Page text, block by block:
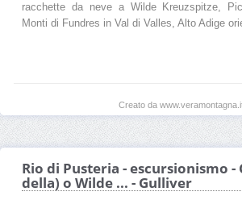
racchette da neve a Wilde Kreuzspitze,
Monti di Fundres in Val di Valles, Alto Adige
Creato da
Rio di Pusteria - escursionismo -
della) o Wilde ... - Gulliver